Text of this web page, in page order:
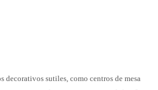
decorativos sutiles, como centros de mesa